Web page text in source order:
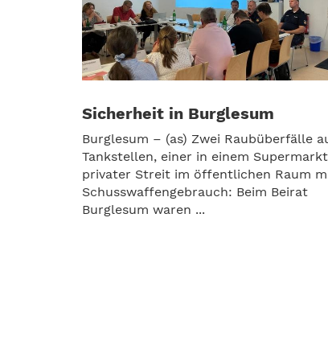
Sicherheit in Burglesum
Burglesum – (as) Zwei Raubüberfälle
Tankstellen, einer in einem
privater Streit im öffentlichen Raum
Schusswaffengebrauch: Beim Beirat
Burglesum waren ...